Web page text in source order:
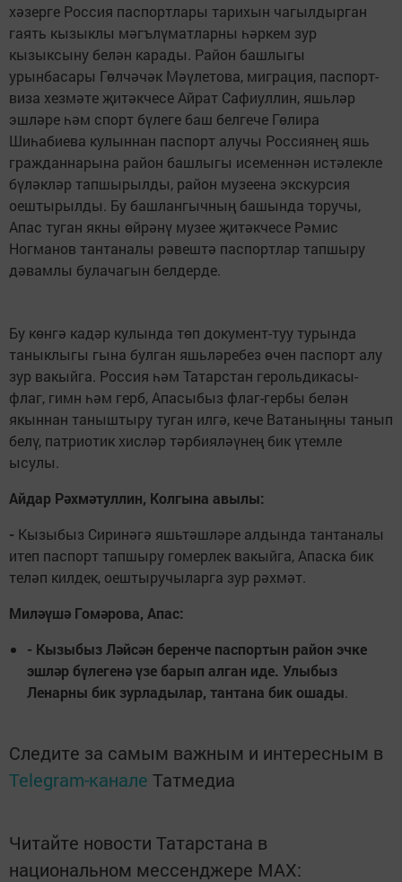
хәзерге Россия паспортлары тарихын чагылдырган
гаять кызыклы мәгълүматларны һәркем зур
кызыксыну белән карады. Район башлыгы
урынбасары Гөлчәчәк Мәүлетова, миграция, паспорт-
виза хезмәте җитәкчесе Айрат Сафиуллин, яшьләр
эшләре һәм спорт бүлеге баш белгече Гөлира
Шиһабиева кулыннан паспорт алучы Россиянең яшь
гражданнарына район башлыгы исеменнән истәлекле
бүләкләр тапшырылды, район музеена экскурсия
оештырылды. Бу башлангычның башында торучы,
Апас туган якны өйрәнү музее җитәкчесе Рәмис
Ногманов тантаналы рәвештә паспортлар тапшыру
дәвамлы булачагын белдерде.
Бу көнгә кадәр кулында төп документ-туу турында
таныклыгы гына булган яшьләребез өчен паспорт алу
зур вакыйга. Россия һәм Татарстан герольдикасы-
флаг, гимн һәм герб, Апасыбыз флаг-гербы белән
якыннан таныштыру туган илгә, кече Ватаныңны танып
белү, патриотик хисләр тәрбияләүнең бик үтемле
ысулы.
Айдар Рәхмәтуллин, Колгына авылы:
- Кызыбыз Сиринәгә яшьтәшләре алдында тантаналы
итеп паспорт тапшыру гомерлек вакыйга, Апаска бик
теләп килдек, оештыручыларга зур рәхмәт.
Миләүшә Гомәрова, Апас:
- Кызыбыз Ләйсән беренче паспортын район эчке
эшләр бүлегенә үзе барып алган иде. Улыбыз
Ленарны бик зурладылар, тантана бик ошады.
Следите за самым важным и интересным в
Telegram-канале Татмедиа
Читайте новости Татарстана в
национальном мессенджере MАХ: